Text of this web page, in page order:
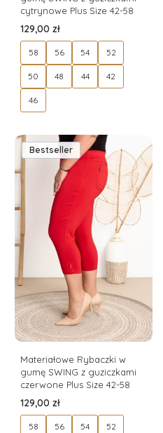
cytrynowe Plus Size 42-58
Cena
129,00 zł
58 56 54 52
50 48 44 42
46
Bestseller
Materiałowe Rybaczki w
gumę SWING z guziczkami
czerwone Plus Size 42-58
Cena
129,00 zł
58 56 54 52